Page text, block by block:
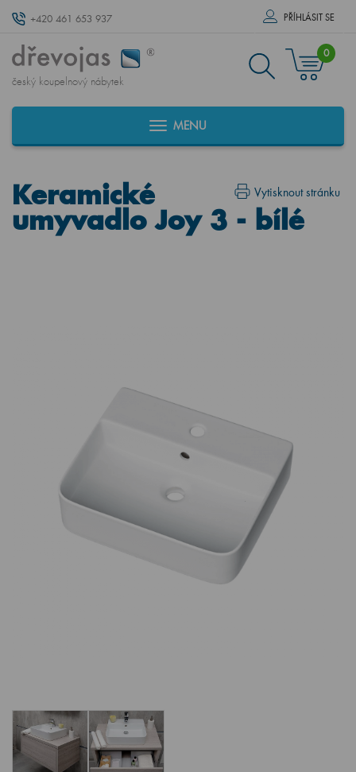
+420 461 653 937 PŘÍHLÁSIT SE
český koupelnový nábytek
0
MENU
Vytisknout stránku
Keramické
umyvadlo Joy 3 - bílé